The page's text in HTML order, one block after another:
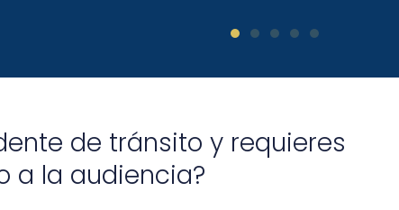
de tránsito y requieres
a la audiencia?